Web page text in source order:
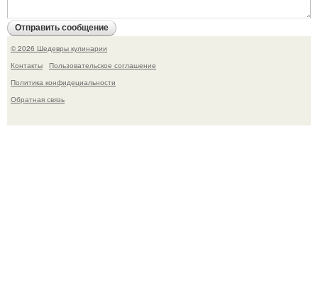
© 2026 Шедевры кулинарии
Контакты
Пользовательское соглашение
Политика конфидециальности
Обратная связь